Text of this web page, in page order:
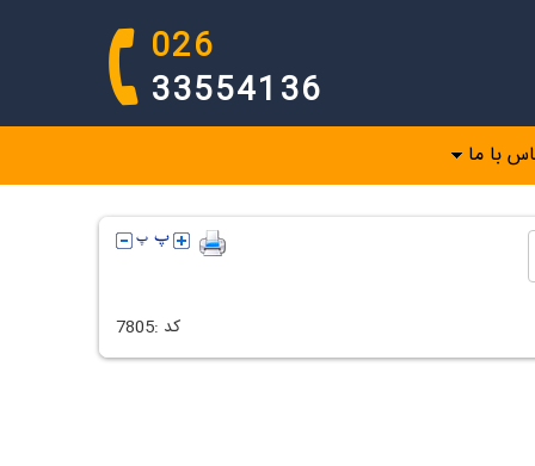
026
33554136
با ما
كد :7805